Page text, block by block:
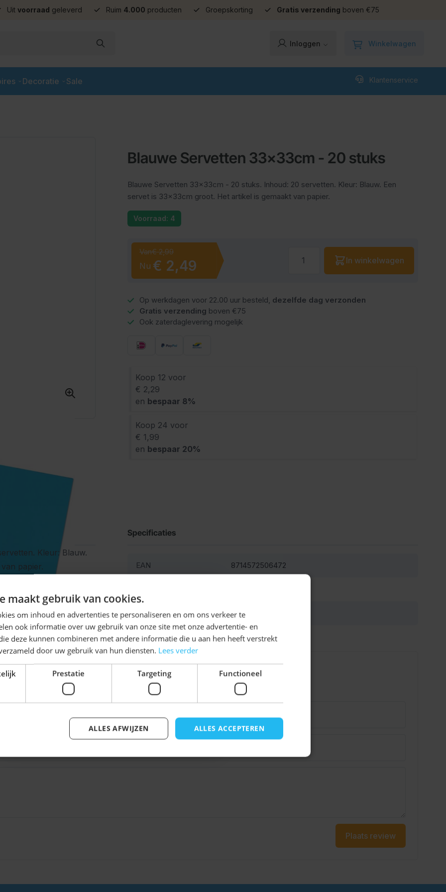
Uit voorraad geleverd Ruim 4.000 producten Groepskorting Gratis verzending boven €75
Inloggen Winkelwagen
Decoratie Sale Klantenservice
Blauwe Servetten 33x33cm - 20 stuks
Blauwe Servetten 33x33cm - 20 stuks. Inhoud: 20 servetten. Kleur: Blauw. Een
servet is 33x33cm groot. Het artikel is gemaakt van papier.
Voorraad: 4
Van€ 2,99
Nu € 2,49
In winkelwagen
Op werkdagen voor 22.00 uur besteld, dezelfde dag verzonden
Gratis verzending boven €75
Ook zaterdaglevering mogelijk
Koop 12 voor
€ 2,29
en bespaar 8%
Koop 24 voor
€ 1,99
en bespaar 20%
Kleur: Blauw.
papier.
Specificaties
EAN 8714572506472
Kleur blauw
Plaats review
maakt gebruik van cookies.
om inhoud en advertenties te personaliseren en om ons verkeer te
ook informatie over uw gebruik van onze site met onze advertentie- en
deze kunnen combineren met andere informatie die u aan hen heeft verstrekt
door uw gebruik van hun diensten. Lees verder
Prestatie Targeting Functioneel
ALLES ACCEPTEREN
ALLES AFWIJZEN
Ontvang5%
KORTING!
Schrijf je nu in voor de nieuwsbrief en ontvang toegang
tot exclusieve kortingen!
Voor- en achternaam
Inschrijven